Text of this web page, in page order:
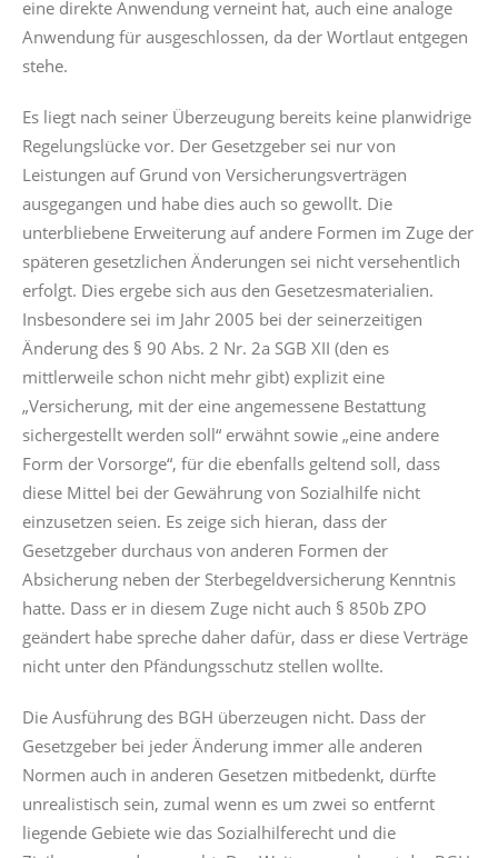
eine direkte Anwendung verneint hat, auch eine analoge
Anwendung für ausgeschlossen, da der Wortlaut entgegen
stehe.
Es liegt nach seiner Überzeugung bereits keine planwidrige
Regelungslücke vor. Der Gesetzgeber sei nur von
Leistungen auf Grund von Versicherungsverträgen
ausgegangen und habe dies auch so gewollt. Die
unterbliebene Erweiterung auf andere Formen im Zuge der
späteren gesetzlichen Änderungen sei nicht versehentlich
erfolgt. Dies ergebe sich aus den Gesetzesmaterialien.
Insbesondere sei im Jahr 2005 bei der seinerzeitigen
Änderung des § 90 Abs. 2 Nr. 2a SGB XII (den es
mittlerweile schon nicht mehr gibt) explizit eine
„Versicherung, mit der eine angemessene Bestattung
sichergestellt werden soll“ erwähnt sowie „eine andere
Form der Vorsorge“, für die ebenfalls geltend soll, dass
diese Mittel bei der Gewährung von Sozialhilfe nicht
einzusetzen seien. Es zeige sich hieran, dass der
Gesetzgeber durchaus von anderen Formen der
Absicherung neben der Sterbegeldversicherung Kenntnis
hatte. Dass er in diesem Zuge nicht auch § 850b ZPO
geändert habe spreche daher dafür, dass er diese Verträge
nicht unter den Pfändungsschutz stellen wollte.
Die Ausführung des BGH überzeugen nicht. Dass der
Gesetzgeber bei jeder Änderung immer alle anderen
Normen auch in anderen Gesetzen mitbedenkt, dürfte
unrealistisch sein, zumal wenn es um zwei so entfernt
liegende Gebiete wie das Sozialhilferecht und die